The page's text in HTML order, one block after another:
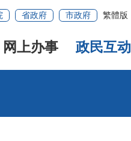
省政府 市政府 繁體版
网上办事 政民互动